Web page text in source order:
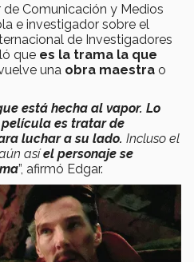
de Comunicación y Medios
e investigador sobre el
de Investigadores
que es la trama la que
una obra maestra o
está hecha al vapor. Lo
es tratar de
luchar a su lado. Incluso el
asíel personaje se
”, afirmó Edgar.